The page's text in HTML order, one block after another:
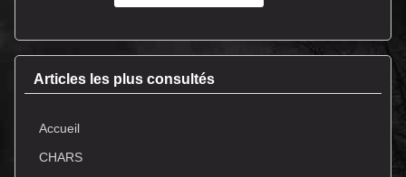
Articles les plus consultés
Accueil
CHARS